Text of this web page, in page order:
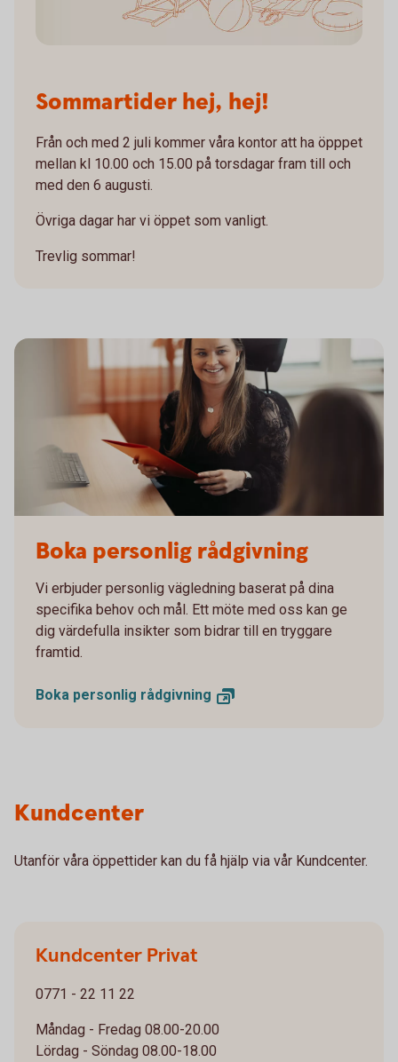
Sommartider hej, hej!
Från och med 2 juli kommer våra kontor att ha öpppet
mellan kl 10.00 och 15.00 på torsdagar fram till och
med den 6 augusti.
Övriga dagar har vi öppet som vanligt.
Trevlig sommar!
Boka personlig rådgivning
Vi erbjuder personlig vägledning baserat på dina
specifika behov och mål. Ett möte med oss kan ge
dig värdefulla insikter som bidrar till en tryggare
framtid.
Boka personlig rådgivning
Kundcenter
Utanför våra öppettider kan du få hjälp via vår Kundcenter.
Kundcenter Privat
0771 - 22 11 22
Måndag - Fredag 08.00-20.00
Lördag - Söndag 08.00-18.00